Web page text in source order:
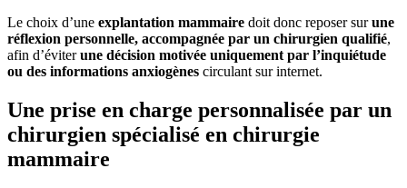
Le choix d’une explantation mammaire doit donc reposer surune
réflexion personnelle, accompagnée par un chirurgien qualifié,
afin d’éviterune décision motivée uniquement par l’inquiétude
ou des informations anxiogènes circulant sur internet.
Une prise en charge personnalisée par un
chirurgien spécialisé en chirurgie
mammaire